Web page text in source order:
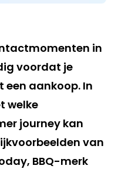
in
voordat je
aankoop. In
welke
journey kan
van
BBQ-merk